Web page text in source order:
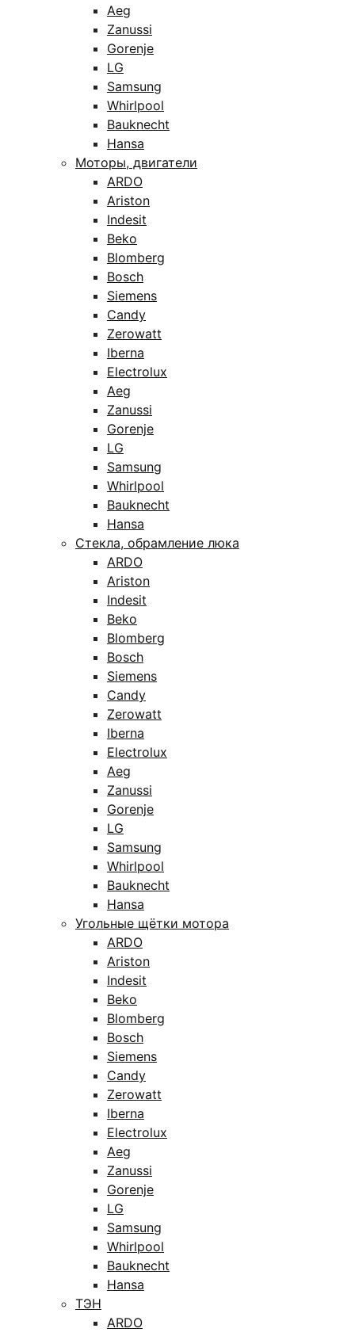
Aeg
Zanussi
Gorenje
LG
Samsung
Whirlpool
Bauknecht
Hansa
Моторы, двигатели
ARDO
Ariston
Indesit
Beko
Blomberg
Bosch
Siemens
Candy
Zerowatt
Iberna
Electrolux
Aeg
Zanussi
Gorenje
LG
Samsung
Whirlpool
Bauknecht
Hansa
Стекла, обрамление люка
ARDO
Ariston
Indesit
Beko
Blomberg
Bosch
Siemens
Candy
Zerowatt
Iberna
Electrolux
Aeg
Zanussi
Gorenje
LG
Samsung
Whirlpool
Bauknecht
Hansa
Угольные щётки мотора
ARDO
Ariston
Indesit
Beko
Blomberg
Bosch
Siemens
Candy
Zerowatt
Iberna
Electrolux
Aeg
Zanussi
Gorenje
LG
Samsung
Whirlpool
Bauknecht
Hansa
ТЭН
ARDO